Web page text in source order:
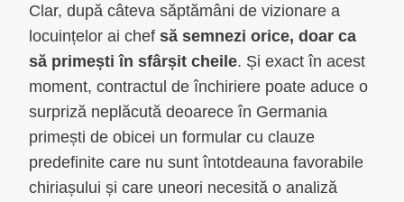
Clar, după câteva săptămâni de vizionare a
locuințelor ai chef să semnezi orice, doar ca
să primești în sfârșit cheile. Și exact în acest
moment, contractul de închiriere poate aduce o
surpriză neplăcută deoarece în Germania
primești de obicei un formular cu clauze
predefinite care nu sunt întotdeauna favorabile
chiriașului și care uneori necesită o analiză